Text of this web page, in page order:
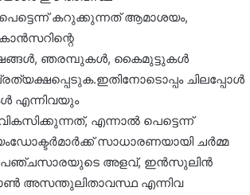
പെട്ടെന്ന് കറുക്കുന്നത് ആമാശയം,
ഞരമ്പുകൾ, കൈമുട്ടുകൾ
ചിലപ്പോൾ
എന്നിവയും
എന്നാൽ പെട്ടെന്ന്
സാധാരണയായി ചർമ്മ
പഞ്ചസാരയുടെ അളവ്, ഇൻസുലിൻ
അസന്തുലിതാവസ്ഥ എന്നിവ